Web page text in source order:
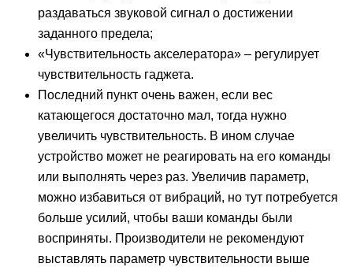
раздаваться звуковой сигнал о достижении
заданного предела;
«Чувствительность акселератора» – регулирует
чувствительность гаджета.
Последний пункт очень важен, если вес
катающегося достаточно мал, тогда нужно
увеличить чувствительность. В ином случае
устройство может не реагировать на его команды
или выполнять через раз. Увеличив параметр,
можно избавиться от вибраций, но тут потребуется
больше усилий, чтобы ваши команды были
восприняты. Производители не рекомендуют
выставлять параметр чувствительности выше